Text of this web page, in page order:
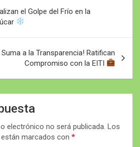
el Golpe del Frío en la
Suma a la Transparencia! Ratifican
Compromiso con la EITI
electrónico no será publicada. Los
marcados con *